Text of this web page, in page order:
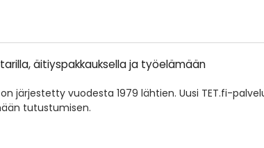
äitiyspakkauksella ja työelämään
järjestetty vuodesta 1979 lähtien. Uusi TET.fi-
tutustumisen.